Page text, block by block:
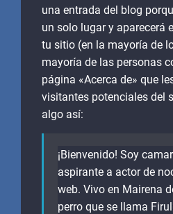
una entrada del blog
un solo lugar y aparecerá
tu sitio (en la mayoría de
mayoría de las personas
página «Acerca de» que
visitantes potenciales del
algo así:
¡Bienvenido! Soy
aspirante a actor de
web. Vivo en Mairena
perro que se llama